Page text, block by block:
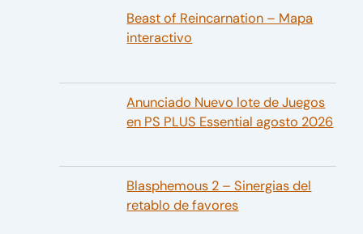
Beast of Reincarnation – Mapa
interactivo
Anunciado Nuevo lote de Juegos
en PS PLUS Essential agosto 2026
Blasphemous 2 – Sinergias del
retablo de favores